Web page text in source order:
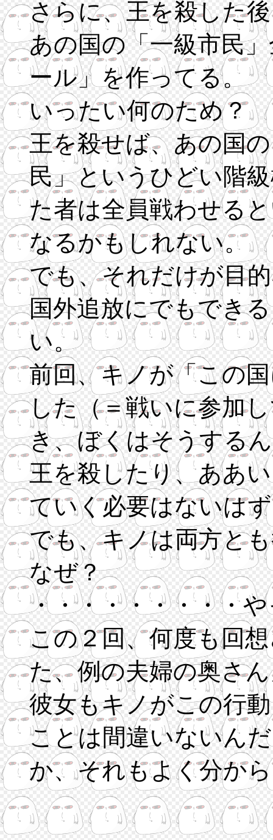
さらに、王を殺した
あの国の「一級市民
ール」を作ってる。
いったい何のため？
王を殺せば、あの国
民」というひどい階
た者は全員戦わせる
なるかもしれない。
でも、それだけが目
国外追放にでもでき
い。
前回、キノが「この
した（＝戦いに参加
き、ぼくはそうする
王を殺したり、ああ
ていく必要はないは
でも、キノは両方と
なぜ？
・・・・・・・・・
この２回、何度も回
た、例の夫婦の奥さ
彼女もキノがこの行
ことは間違いないん
か、それもよく分か